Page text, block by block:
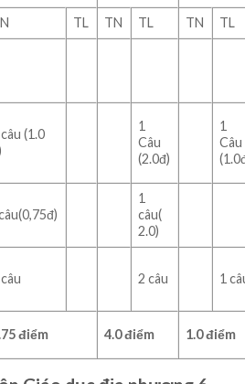
TL TN TL TN
TL
(1.0
1
Câu
(2.0đ)
1
Câu
1
câu(
2.0)
2 câu 1
điểm 4.0điểm 1.0điểm